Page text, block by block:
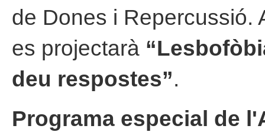
de Dones i Repercussió.
es projectarà
deu respostes”.
Programa especial de